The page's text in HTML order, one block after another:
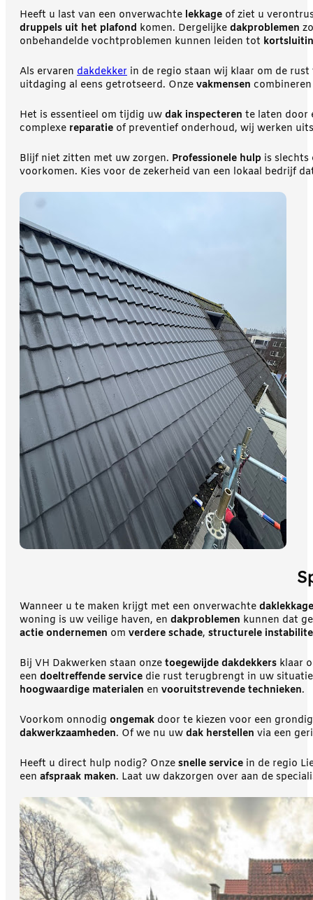
Heeft u last van een onverwachte lekkage of ziet u
druppels uit het plafond komen. Dergelijke dakproblemen
onbehandelde vochtproblemen kunnen leiden tot
Als ervaren dakdekker in de regio staan wij klaar om de
uitdaging al eens getrotseerd. Onze vakmensen
Het is essentieel om tijdig uw dak inspecteren te laten door
complexe reparatie of preventief onderhoud, wij werken
Blijf niet zitten met uw zorgen. Professionele hulp is
voorkomen. Kies voor de zekerheid van een lokaal bedrijf
Wanneer u te maken krijgt met een onverwachte daklekkage
woning is uw veilige haven, en dakproblemen kunnen dat
actie ondernemen om verdere schade, structurele
Bij VH Dakwerken staan onze toegewijde dakdekkers klaar
een doeltreffende service die rust terugbrengt in uw
hoogwaardige materialen en vooruitstrevende technieken.
Voorkom onnodig ongemak door te kiezen voor een
dakwerkzaamheden. Of we nu uw dak herstellen via een
Heeft u direct hulp nodig? Onze snelle service in de regio
een afspraak maken. Laat uw dakzorgen over aan de